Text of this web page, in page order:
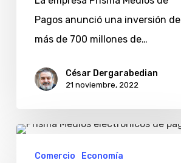
Pagos anunció una inversión de
más de 700 millones de…
César Dergarabedian
21 noviembre, 2022
Informe
PrismaComercio Economía